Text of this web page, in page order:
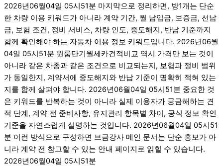
2026년06월04일 05시51분 마지막으로 정리하면, 방1개는 단순
한 차량 이용 키워드가 아니라 계약 기간, 월 납입금, 보증금, 선납
금, 보험 조건, 정비 서비스, 차량 인도, 중도해지, 반납 기준까지
함께 확인해야 하는 자동차 이용 정보 키워드입니다. 2026년06월
04일 05시51분 원룸단기월세카견적비교 역시 가격만 보는 것이
아니라 같은 차종과 같은 조건으로 비교되는지, 보험과 정비 범위
가 동일한지, 계약서에 중도해지와 반납 기준이 명확히 적혀 있는
지를 함께 살펴야 합니다. 2026년06월04일 05시51분 중요한 것
은 키워드를 반복하는 것이 아니라 실제 이용자가 궁금해하는 견
적 단계, 계약 전 준비사항, 유지관리 항목별 차이, 공식 정보 확인
기준을 자연스럽게 설명하는 것입니다. 2026년06월04일 05시51
분 이런 방식으로 구성하면 브금강사 메인 문서는 단순 홍보가 아
니라 계약 전 참고할 수 있는 안내 페이지로 읽힐 수 있습니다.
2026년06월04일 05시51분